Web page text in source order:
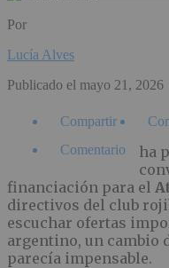
Por
Lucía Alves
Publicado el mayo 21, 2026
Compartir
Comentario
ha
financiación para el
directivos del club
escuchar ofertas
argentino, un cambio
parecía impensable.